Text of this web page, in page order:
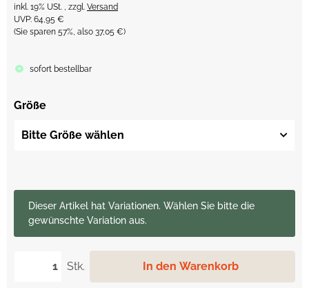
inkl. 19% USt. , zzgl. Versand
UVP: 64,95 €
(Sie sparen 57%, also 37,05 €)
sofort bestellbar
Größe
Bitte Größe wählen
Stk. In den Warenkorb
xDieser Artikel hat Variationen. Wählen Sie bitte die
gewünschte Variation aus.